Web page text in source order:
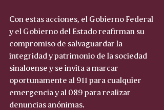
Con estas acciones, el Gobierno Federal
y el Gobierno del Estado reafirman su
compromiso de salvaguardar la
integridad y patrimonio de la sociedad
sinaloense y se invita a marcar
oportunamente al 911 para cualquier
emergencia y al 089 para realizar
denuncias anónimas.